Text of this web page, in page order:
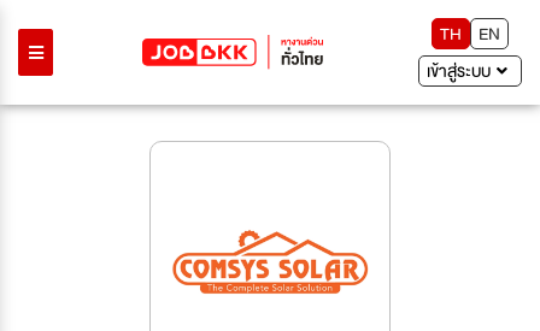
TH
EN
เข้าสู่ระบบ